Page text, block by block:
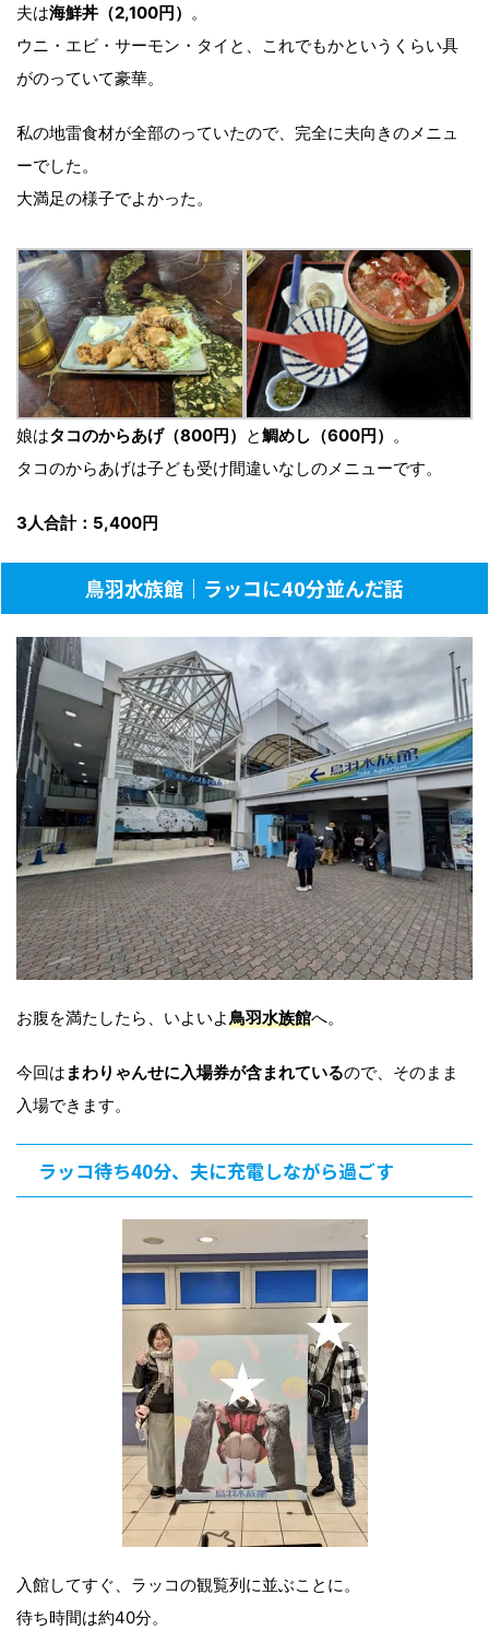
夫は海鮮丼（2,100円） 。
ウニ・エビ・サーモン・タイと、これでもかというくらい具
がのっていて豪華。
私の地雷食材が全部のっていたので、完全に夫向きのメニュ
ーでした。
大満足の様子でよかった。
娘はタコのからあげ（800円） と鯛めし（600円） 。
タコのからあげは子ども受け間違いなしのメニューです。
3人合計：5,400円
鳥羽水族館｜ラッコに40分並んだ話
お腹を満たしたら、いよいよ鳥羽水族館へ。
今回は まわりゃんせに入場券が含まれているので、そのまま
入場できます。
ラッコ待ち40分、夫に充電しながら過ごす
入館してすぐ、ラッコの観覧列に並ぶことに。
待ち時間は約40分。